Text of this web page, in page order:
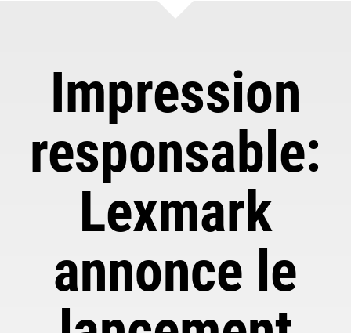
Impression
responsable:
Lexmark
annonce le